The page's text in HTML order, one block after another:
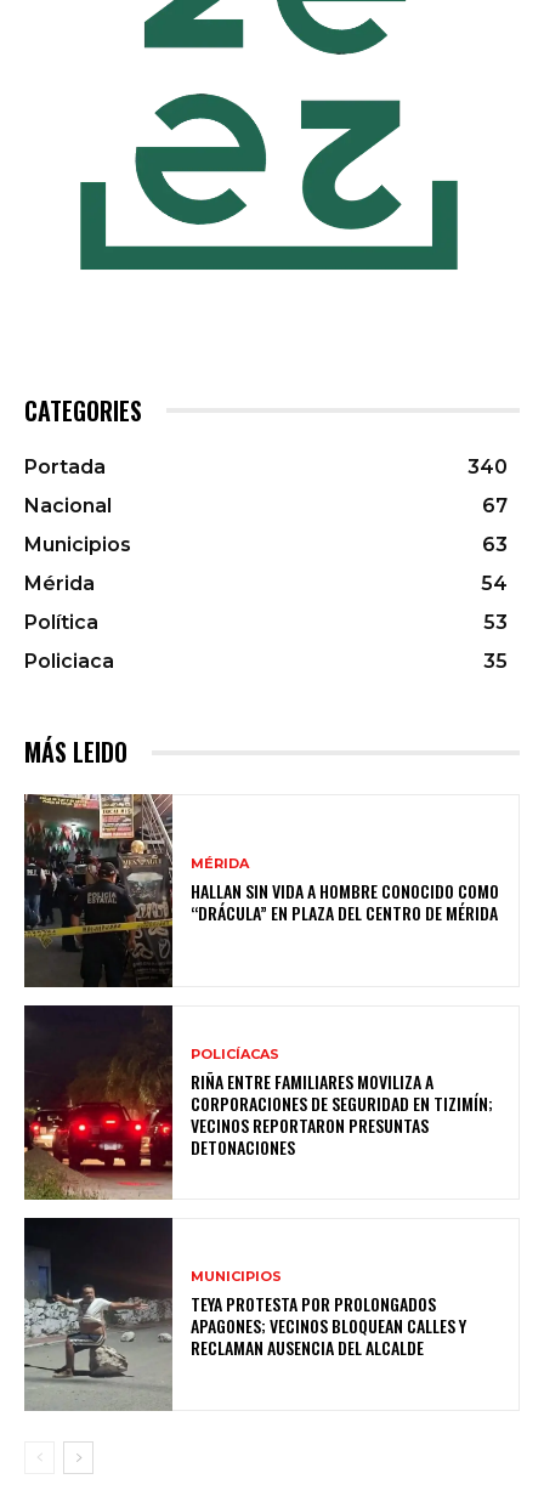
CATEGORIES
Portada
340
Nacional
67
Municipios
63
Mérida
54
Política
53
Policiaca
35
MÁS LEIDO
MÉRIDA
HALLAN SIN VIDA A HOMBRE CONOCIDO COMO
“DRÁCULA” EN PLAZA DEL CENTRO DE MÉRIDA
POLICÍACAS
RIÑA ENTRE FAMILIARES MOVILIZA A
CORPORACIONES DE SEGURIDAD EN TIZIMÍN;
VECINOS REPORTARON PRESUNTAS
DETONACIONES
MUNICIPIOS
TEYA PROTESTA POR PROLONGADOS
APAGONES; VECINOS BLOQUEAN CALLES Y
RECLAMAN AUSENCIA DEL ALCALDE